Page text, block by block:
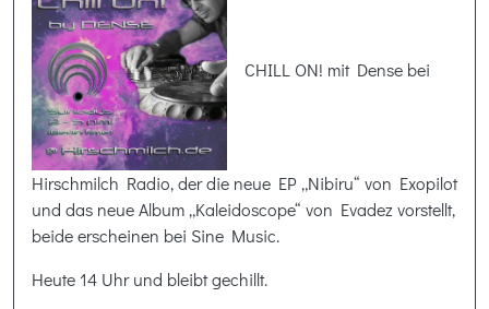
CHILL ON! mit Dense bei
Hirschmilch Radio, der die neue EP „Nibiru“ von Exopilot
und das neue Album „Kaleidoscope“ von Evadez vorstellt,
beide erscheinen bei Sine Music.
Heute 14 Uhr und bleibt gechillt.